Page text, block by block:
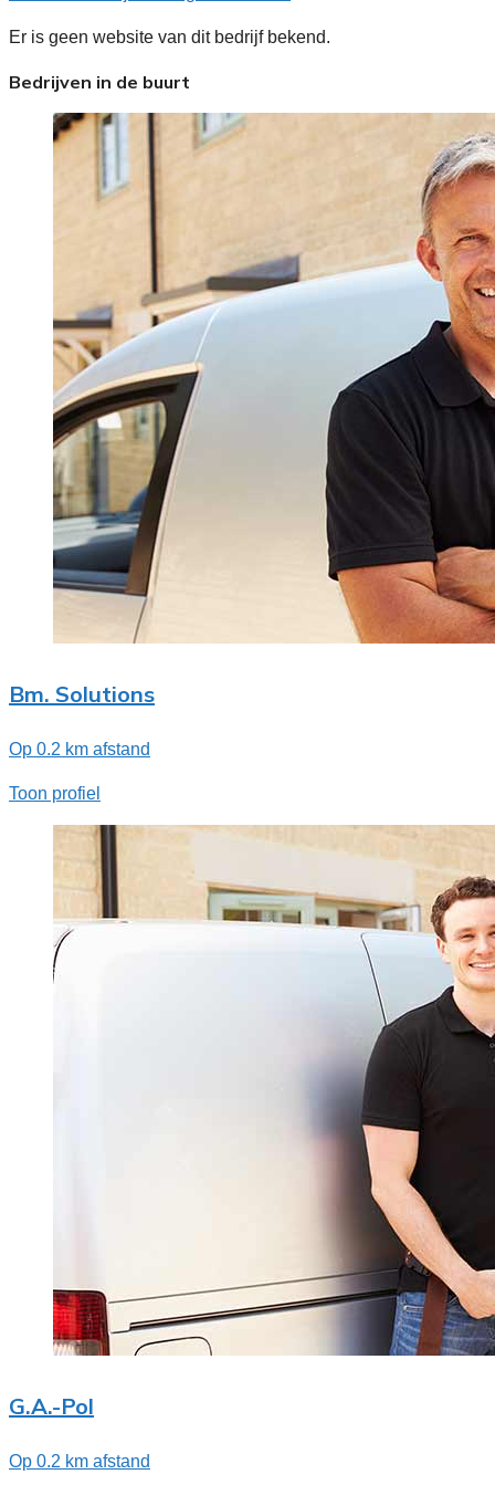
Er is geen website van dit bedrijf bekend.
Bedrijven in de buurt
Bm. Solutions
Op 0.2 km afstand
Toon profiel
G.A.-Pol
Op 0.2 km afstand